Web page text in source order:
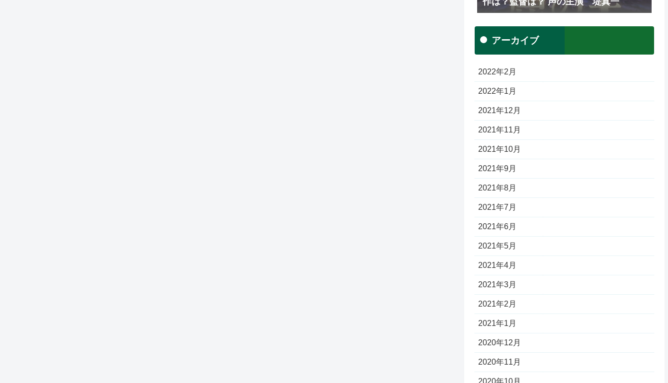
アーカイブ
2022年2月
2022年1月
2021年12月
2021年11月
2021年10月
2021年9月
2021年8月
2021年7月
2021年6月
2021年5月
2021年4月
2021年3月
2021年2月
2021年1月
2020年12月
2020年11月